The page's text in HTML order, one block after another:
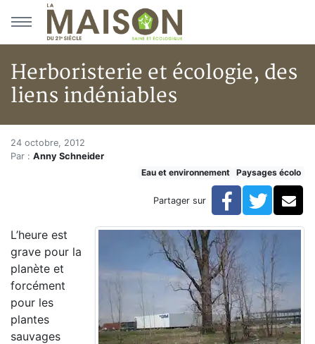
Aller au menu principal
Aller au contenu principal
Herboristerie et écologie, des
liens indéniables
Accueil
Articles
Eau et environnement
Herboristerie et écologie, des liens indéniables
Herboristerie et écologie, des
24 octobre, 2012
Par : Anny Schneider
Eau et environnement
Paysages écolo
Partager sur Facebook
L’heure est
grave pour la
planète et
forcément
pour les
plantes
sauvages